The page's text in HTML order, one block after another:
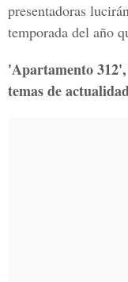
presentadoras
temporada del año
'Apartamento
temas de